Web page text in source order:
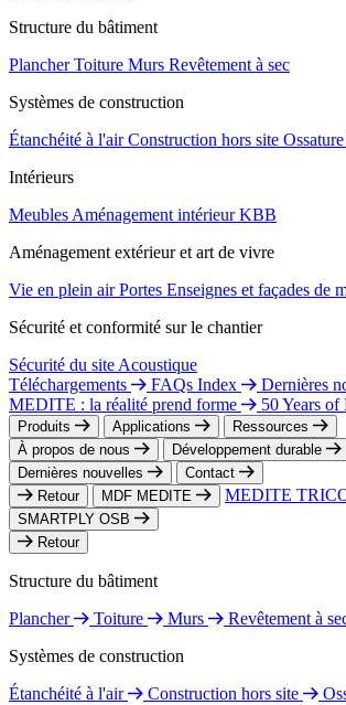
Structure du bâtiment
PlancherToiture Murs Revêtement à sec
Systèmes de construction
Étanchéité à l'airConstruction hors site
Intérieurs
Meubles Aménagement intérieurKBB
Aménagement extérieur et art de vivre
Vie en plein airPortes Enseignes et façades de
Sécurité et conformité sur le chantier
Sécurité du site Acoustique
Téléchargements
FAQs Index
Dernières
MEDITE : la réalité prend forme
50 Years
Produits Applications
Ressources
À propos de nous
Développement durable
Dernières nouvelles
Contact
Retour
MDF MEDITE MEDITE
SMARTPLY OSB
Retour
Structure du bâtiment
Plancher
Toiture Murs
Revêtement à
Systèmes de construction
Étanchéité à l'air
Construction hors site